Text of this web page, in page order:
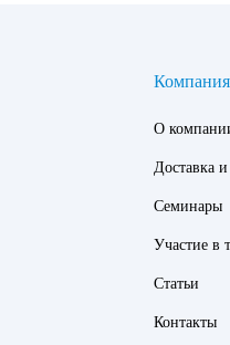
Компания
О
Доставка и
Семинары
Участие в
Статьи
Контакты